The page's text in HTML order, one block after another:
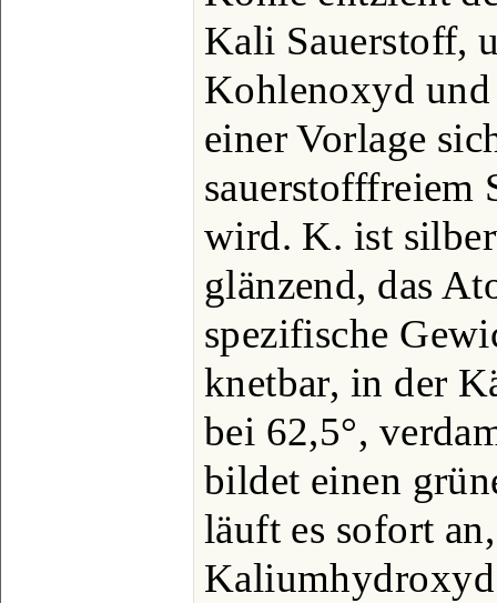
Kali Sauerstoff,
Kohlenoxyd
einer Vorlage
sauerstofffreiem
wird. K. ist
glänzend, das
spezifische
knetbar, in der
bei 62,5°,
bildet einen
läuft es sofort